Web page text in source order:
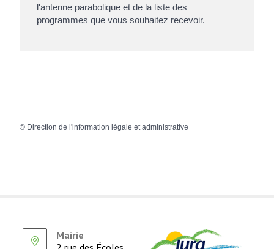
l'antenne parabolique et de la liste des
programmes que vous souhaitez recevoir.
© Direction de l'information légale et administrative
Mairie